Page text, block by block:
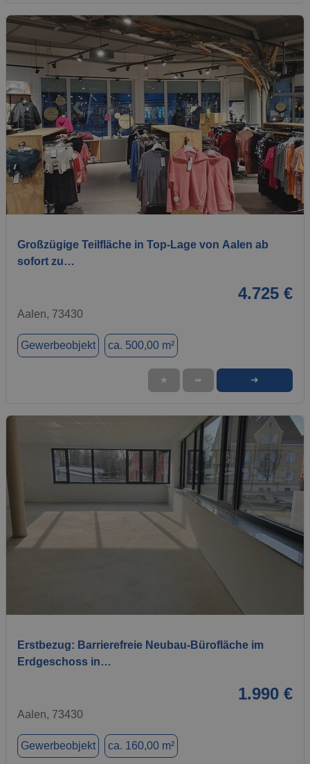
Großzügige Teilfläche in Top-Lage von Aalen ab
sofort zu…
4.725 €
Aalen, 73430
Gewerbeobjekt ca. 500,00 m²
★ ➦ ➜
Erstbezug: Barrierefreie Neubau-Bürofläche im
Erdgeschoss in…
1.990 €
Aalen, 73430
Gewerbeobjekt ca. 160,00 m²